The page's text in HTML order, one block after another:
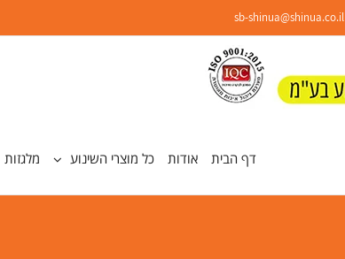
sb-shinua@shinua.co.il
דף הבית אודות כל מוצרי השינוע מלגזות